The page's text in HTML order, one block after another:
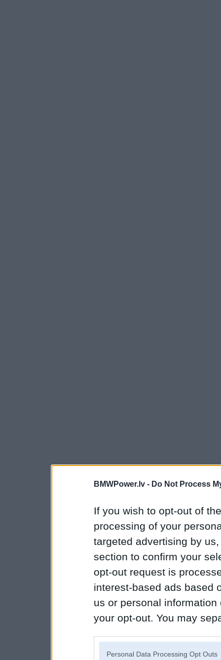
BMWPower.lv - Do Not Process
If you wish to opt-out of
processing of your
targeted advertising by
section to confirm your
opt-out request is
interest-based ads based
us or personal
your opt-out. You may
Personal Data Processing Opt Outs